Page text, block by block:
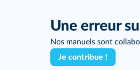
Une erreur
Nos manuels sont
Je contribue !